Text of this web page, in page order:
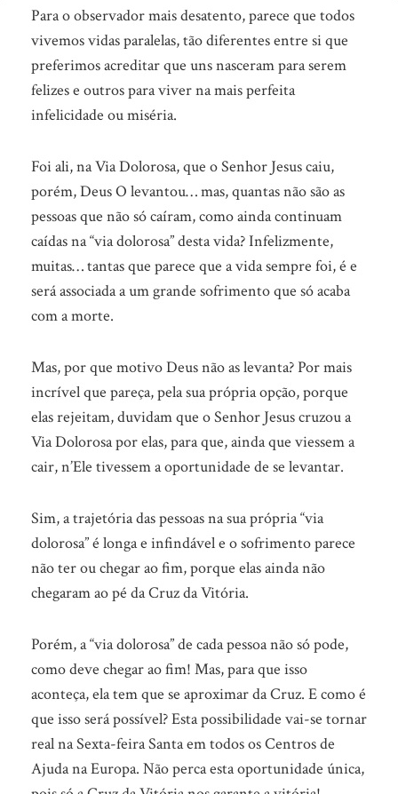
Está
a
percorrer
a
Dolorosa”?
Para o observador mais desatento, parece que todos
vivemos vidas paralelas, tão diferentes entre si que
preferimos acreditar que uns nasceram para serem
felizes e outros para viver na mais perfeita
infelicidade ou miséria.
Foi ali, na Via Dolorosa, que o Senhor Jesus caiu,
porém, Deus O levantou… mas, quantas não são as
pessoas que não só caíram, como ainda continuam
caídas na “via dolorosa” desta vida? Infelizmente,
muitas… tantas que parece que a vida sempre foi, é e
será associada a um grande sofrimento que só acaba
com a morte.
Mas, por que motivo Deus não as levanta? Por mais
incrível que pareça, pela sua própria opção, porque
elas rejeitam, duvidam que o Senhor Jesus cruzou a
Via Dolorosa por elas, para que, ainda que viessem a
cair, n’Ele tivessem a oportunidade de se levantar.
Sim, a trajetória das pessoas na sua própria “via
dolorosa” é longa e infindável e o sofrimento parece
não ter ou chegar ao fim, porque elas ainda não
chegaram ao pé da Cruz da Vitória.
Porém, a “via dolorosa” de cada pessoa não só pode,
como deve chegar ao fim! Mas, para que isso
aconteça, ela tem que se aproximar da Cruz. E como é
que isso será possível? Esta possibilidade vai-se tornar
real na Sexta-feira Santa em todos os Centros de
Ajuda na Europa. Não perca esta oportunidade única,